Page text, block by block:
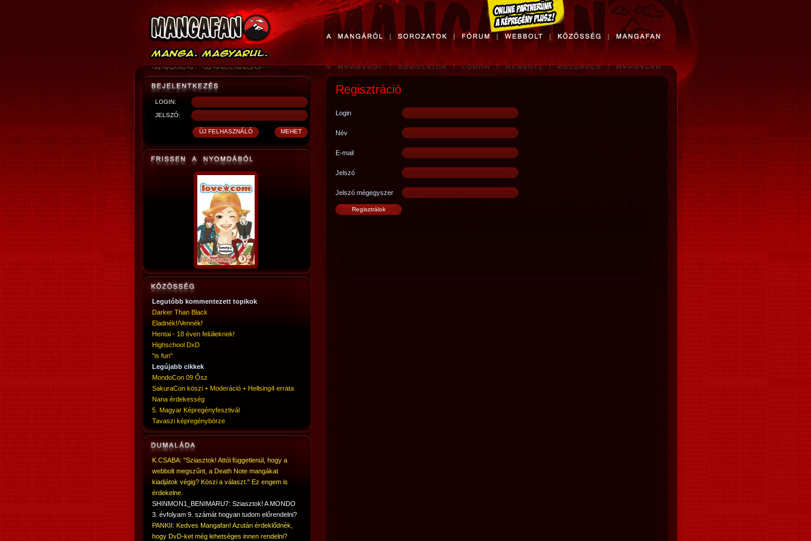
LOGIN:
JELSZÓ:
Legutóbb kommentezett topikok
Darker Than Black
Eladnék!/Vennék!
Hentai - 18 éven felülieknek!
Highschool DxD
"is fun"
Legújabb cikkek
MondoCon 09 Ősz
SakuraCon köszi + Moderáció + Hellsing4 errata
Nana érdekesség
5. Magyar Képregényfesztivál
Tavaszi képregénybörze
K.CSABA: "Sziasztok! Attól függetlenül, hogy a
webbolt megszűnt, a Death Note mangákat
kiadjátok végig? Köszi a választ." Ez engem is
érdekelne.
SHINMON1_BENIMARU7: Sziasztok! A MONDO
3. évfolyam 9. számát hogyan tudom előrendelni?
PANKII: Kedves Mangafan! Azután érdeklődnék,
hogy DvD-ket még lehetséges innen rendelni?
Regisztráció
Login
Név
E-mail
Jelszó
Jelszó mégegyszer